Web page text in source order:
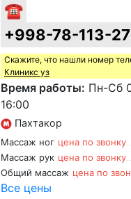
☎
+998-78-113-
Скажите, что нашли номер
Клиникс уз
Время работы: Пн-Сб
16:00
Пахтакор
Массаж ног цена по звонку
Массаж рук цена по звонку
Общий массаж цена по
Все цены